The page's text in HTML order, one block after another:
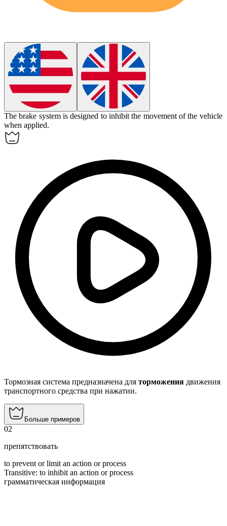
The brake system is designed to inhibit the movement of the vehicle
when applied.
Тормозная система предназначена для торможения движения
транспортного средства при нажатии.
Больше примеров
02
препятствовать
to prevent or limit an action or process
Transitive: to inhibit an action or process
грамматическая информация